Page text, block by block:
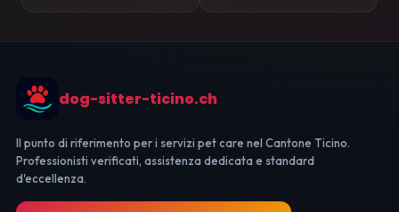
dog-sitter-ticino.ch
Il punto di riferimento per i servizi pet care nel Cantone Ticino.
Professionisti verificati, assistenza dedicata e standard
d'eccellenza.